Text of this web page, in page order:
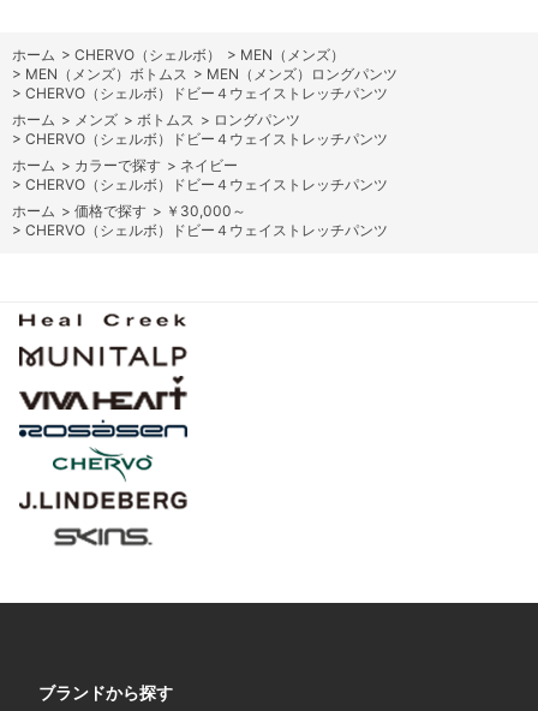
ホーム > CHERVO（シェルボ） > MEN（メンズ）
> MEN（メンズ）ボトムス > MEN（メンズ）ロングパンツ
> CHERVO（シェルボ）ドビー４ウェイストレッチパンツ
ホーム > メンズ > ボトムス > ロングパンツ
> CHERVO（シェルボ）ドビー４ウェイストレッチパンツ
ホーム > カラーで探す > ネイビー
> CHERVO（シェルボ）ドビー４ウェイストレッチパンツ
ホーム > 価格で探す > ￥30,000～
> CHERVO（シェルボ）ドビー４ウェイストレッチパンツ
ブランドから探す